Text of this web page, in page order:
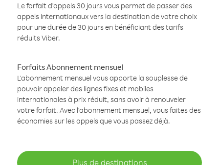
Le forfait d'appels 30 jours vous permet de passer des
appels internationaux vers la destination de votre choix
pour une durée de 30 jours en bénéficiant des tarifs
réduits Viber.
Forfaits Abonnement mensuel
L'abonnement mensuel vous apporte la souplesse de
pouvoir appeler des lignes fixes et mobiles
internationales à prix réduit, sans avoir à renouveler
votre forfait. Avec l'abonnement mensuel, vous faites des
économies sur les appels que vous passez déjà.
Plus de destinations